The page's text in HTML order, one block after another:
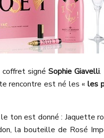
coffret signé Sophie Giavelli.
rencontre est né les « les
ton est donné : Jaquette
la bouteille de Rosé